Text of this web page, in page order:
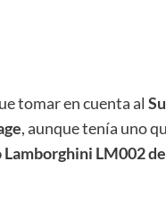
tomar en cuenta al
, aunque tenía uno
Lamborghini LM002